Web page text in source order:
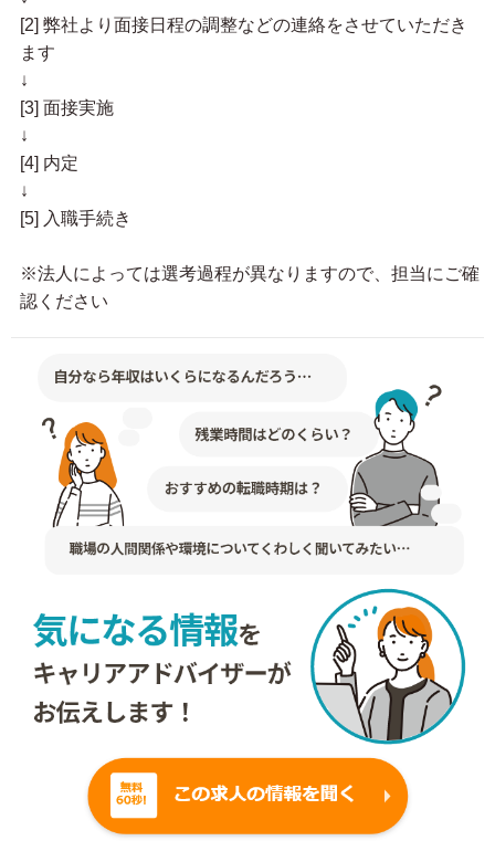
[2] 弊社より面接日程の調整などの連絡をさせていただき
ます
↓
[3] 面接実施
↓
[4] 内定
↓
[5] 入職手続き
※法人によっては選考過程が異なりますので、担当にご確
認ください